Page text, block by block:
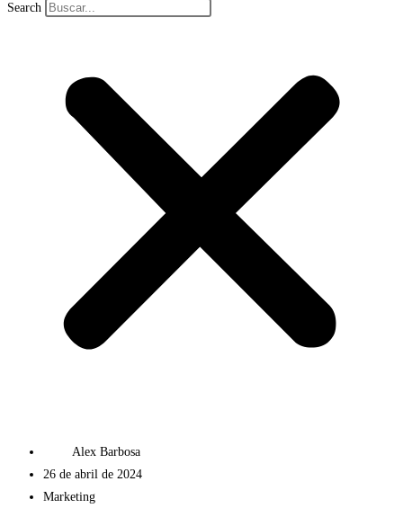
Search
Alex Barbosa
26 de abril de 2024
Marketing